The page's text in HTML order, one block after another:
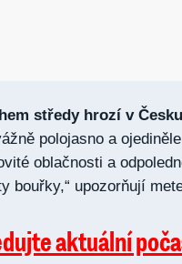
středy hrozí v
polojasno a
oblačnosti a
bouřky,“ upozorňují
aktuální